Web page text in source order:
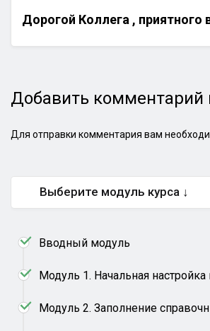
Дорогой Коллега , приятного
Добавить комментарий
Для отправки комментария вам
Выберите модуль курса ↓
Вводный модуль
Модуль 1. Начальная
Модуль 2. Заполнение